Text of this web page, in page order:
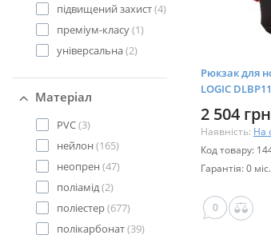
підвищений захист(4)
преміум-класу(1)
універсальна(2)
Матеріал
PVC(3)
нейлон (165)
неопрен (47)
поліамід(2)
поліестер(677)
полікарбонат(39)
Рюкзак для
LOGIC
2 504
Наявність: На
Код товару:
Гарантія: 0 міс.
0